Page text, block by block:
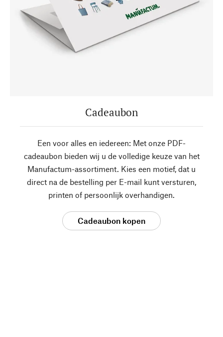
Cadeaubon
Een voor alles en iedereen: Met onze PDF-
cadeaubon bieden wij u de volledige keuze van het
Manufactum-assortiment. Kies een motief, dat u
direct na de bestelling per E-mail kunt versturen,
printen of persoonlijk overhandigen.
Cadeaubon kopen